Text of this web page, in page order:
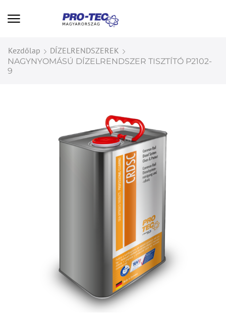
Kezdőlap DÍZELRENDSZEREK
NAGYNYOMÁSÚ DÍZELRENDSZER TISZTÍTÓ P2102-
9